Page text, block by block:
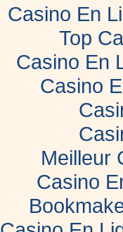
Casino En
Top
Casino En
Casino
Meilleur
Casino